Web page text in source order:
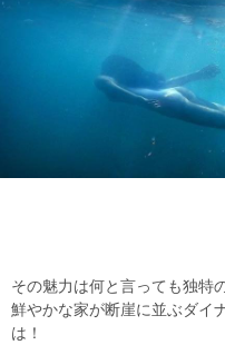
その魅力は何と言っても独特
鮮やかな家が断崖に並ぶダイ
は！